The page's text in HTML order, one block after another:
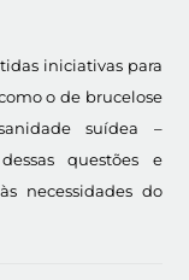
iniciativas para
o de brucelose
suídea –
questões e
necessidades do